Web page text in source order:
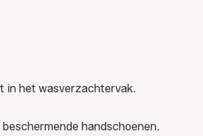
in het wasverzachtervak.
handschoenen.